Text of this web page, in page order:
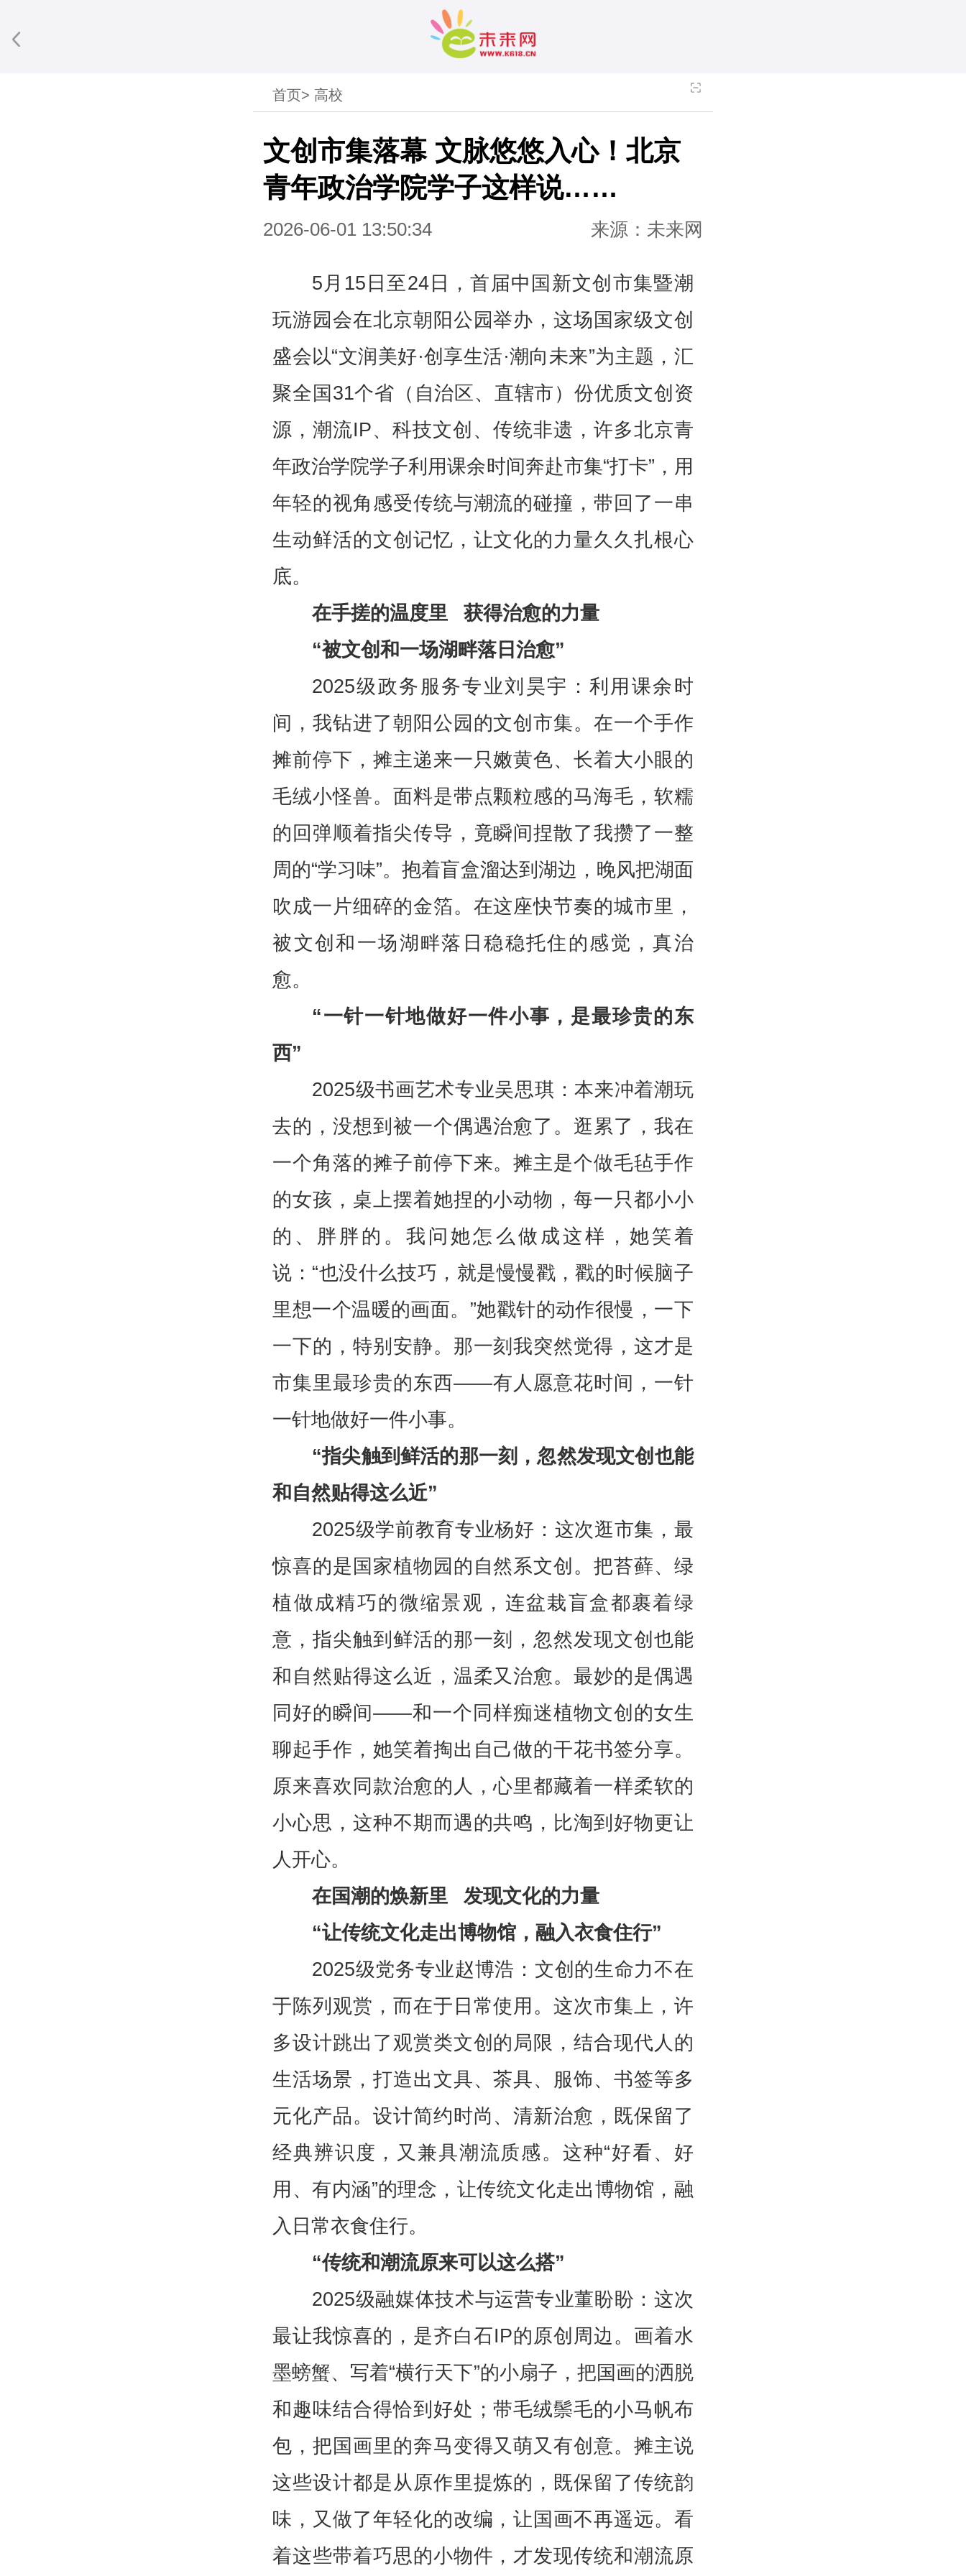
首页> 高校
​文创市集落幕 文脉悠悠入心！北京
青年政治学院学子这样说……
2026-06-01 13:50:34 来源：未来网
5月15日至24日，首届中国新文创市集暨潮
玩游园会在北京朝阳公园举办，这场国家级文创
盛会以“文润美好·创享生活·潮向未来”为主题，汇
聚全国31个省（自治区、直辖市）份优质文创资
源，潮流IP、科技文创、传统非遗，许多北京青
年政治学院学子利用课余时间奔赴市集“打卡”，用
年轻的视角感受传统与潮流的碰撞，带回了一串
生动鲜活的文创记忆，让文化的力量久久扎根心
底。
在手搓的温度里 获得治愈的力量
“被文创和一场湖畔落日治愈”
2025级政务服务专业刘昊宇：利用课余时
间，我钻进了朝阳公园的文创市集。在一个手作
摊前停下，摊主递来一只嫩黄色、长着大小眼的
毛绒小怪兽。面料是带点颗粒感的马海毛，软糯
的回弹顺着指尖传导，竟瞬间捏散了我攒了一整
周的“学习味”。抱着盲盒溜达到湖边，晚风把湖面
吹成一片细碎的金箔。在这座快节奏的城市里，
被文创和一场湖畔落日稳稳托住的感觉，真治
愈。
“一针一针地做好一件小事，是最珍贵的东
西”
2025级书画艺术专业吴思琪：本来冲着潮玩
去的，没想到被一个偶遇治愈了。逛累了，我在
一个角落的摊子前停下来。摊主是个做毛毡手作
的女孩，桌上摆着她捏的小动物，每一只都小小
的、胖胖的。我问她怎么做成这样，她笑着
说：“也没什么技巧，就是慢慢戳，戳的时候脑子
里想一个温暖的画面。”她戳针的动作很慢，一下
一下的，特别安静。那一刻我突然觉得，这才是
市集里最珍贵的东西——有人愿意花时间，一针
一针地做好一件小事。
“指尖触到鲜活的那一刻，忽然发现文创也能
和自然贴得这么近”
2025级学前教育专业杨好：这次逛市集，最
惊喜的是国家植物园的自然系文创。把苔藓、绿
植做成精巧的微缩景观，连盆栽盲盒都裹着绿
意，指尖触到鲜活的那一刻，忽然发现文创也能
和自然贴得这么近，温柔又治愈。最妙的是偶遇
同好的瞬间——和一个同样痴迷植物文创的女生
聊起手作，她笑着掏出自己做的干花书签分享。
原来喜欢同款治愈的人，心里都藏着一样柔软的
小心思，这种不期而遇的共鸣，比淘到好物更让
人开心。
在国潮的焕新里 发现文化的力量
“让传统文化走出博物馆，融入衣食住行”
2025级党务专业赵博浩：文创的生命力不在
于陈列观赏，而在于日常使用。这次市集上，许
多设计跳出了观赏类文创的局限，结合现代人的
生活场景，打造出文具、茶具、服饰、书签等多
元化产品。设计简约时尚、清新治愈，既保留了
经典辨识度，又兼具潮流质感。这种“好看、好
用、有内涵”的理念，让传统文化走出博物馆，融
入日常衣食住行。
“传统和潮流原来可以这么搭”
2025级融媒体技术与运营专业董盼盼：这次
最让我惊喜的，是齐白石IP的原创周边。画着水
墨螃蟹、写着“横行天下”的小扇子，把国画的洒脱
和趣味结合得恰到好处；带毛绒鬃毛的小马帆布
包，把国画里的奔马变得又萌又有创意。摊主说
这些设计都是从原作里提炼的，既保留了传统韵
味，又做了年轻化的改编，让国画不再遥远。看
着这些带着巧思的小物件，才发现传统和潮流原